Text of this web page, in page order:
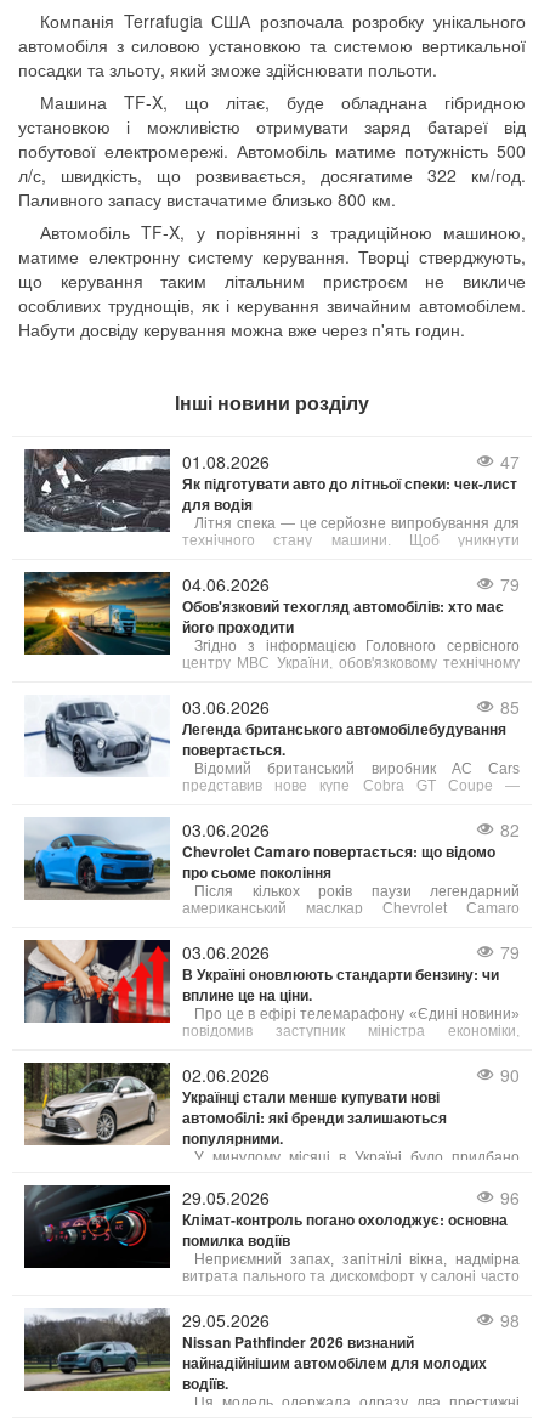
Компанія Terrafugia США розпочала розробку унікального
автомобіля з силовою установкою та системою вертикальної
посадки та зльоту, який зможе здійснювати польоти.
Машина TF-X, що літає, буде обладнана гібридною
установкою і можливістю отримувати заряд батареї від
побутової електромережі. Автомобіль матиме потужність 500
л/с, швидкість, що розвивається, досягатиме 322 км/год.
Паливного запасу вистачатиме близько 800 км.
Автомобіль TF-X, у порівнянні з традиційною машиною,
матиме електронну систему керування. Творці стверджують,
що керування таким літальним пристроєм не викличе
особливих труднощів, як і керування звичайним автомобілем.
Набути досвіду керування можна вже через п'ять годин.
Інші новини розділу
01.08.2026 47
Як підготувати авто до літньої спеки: чек-лист
для водія
Літня спека — це серйозне випробування для
технічного стану машини. Щоб уникнути
04.06.2026 79
Обов'язковий техогляд автомобілів: хто має
його проходити
Згідно з інформацією Головного сервісного
центру МВС України, обов'язковому технічному
автомобілі, а також автобуси, маршрутні таксі та
таксі.
03.06.2026 85
Легенда британського автомобілебудування
повертається.
Відомий британський виробник AC Cars
представив нове купе Cobra GT Coupe —
03.06.2026 82
Chevrolet Camaro повертається: що відомо
про сьоме покоління
Після кількох років паузи легендарний
американський маслкар Chevrolet Camaro
бренду. За даними джерел, близьких до General
Motors, компанія активно розробляє сьоме
покоління культового спорткара.
03.06.2026 79
В Україні оновлюють стандарти бензину: чи
вплине це на ціни.
Про це в ефірі телемарафону «Єдині новини»
повідомив заступник міністра економіки,
02.06.2026 90
Українці стали менше купувати нові
автомобілі: які бренди залишаються
популярними.
У минулому місяці в Україні було придбано
що на 18% менше порівняно з травнем 2025
року. У порівнянні з квітнем 2026 року попит на
нові авто також знизився на 11%.
29.05.2026 96
Клімат-контроль погано охолоджує: основна
помилка водіїв
Неприємний запах, запітнілі вікна, надмірна
витрата пального та дискомфорт у салоні часто
контролю. Багато водіїв вмикають систему на
максимум, не усвідомлюючи, що це може
негативно впливати не лише на комфорт, а й на
сам автомобіль.
29.05.2026 98
Nissan Pathfinder 2026 визнаний
найнадійнішим автомобілем для молодих
водіїв.
Ця модель одержала одразу два престижні